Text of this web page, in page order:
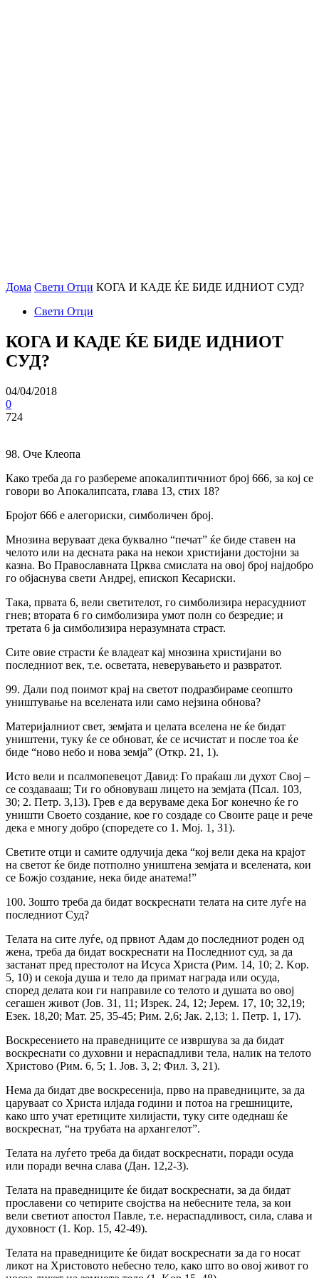
Дома Свети Отци КОГА И КАДЕ ЌЕ БИДЕ ИДНИОТ СУД?
Свети Отци
КОГА И КАДЕ ЌЕ БИДЕ ИДНИОТ
СУД?
04/04/2018
0
724
98. Оче Клеопа
Како треба да го разбереме апокалиптичниот број 666, за кој се
говори во Апокалипсата, глава 13, стих 18?
Бројот 666 е алегориски, симболичен број.
Мнозина веруваат дека буквално “печат” ќе биде ставен на
челото или на десната рака на некои христијани достојни за
казна. Во Православната Црква смислата на овој број најдобро
го објаснува свети Андреј, епископ Кесариски.
Така, првата 6, вели светителот, го симболизира нерасудниот
гнев; втората 6 го симболизира умот полн co безредие; и
третата 6 ја симболизира неразумната страст.
Сите овие страсти ќе владеат кај мнозина христијани во
последниот век, т.е. осветата, неверувањето и развратот.
99. Дали под поимот крај на светот подразбираме сеопшто
уништување на вселената или само нејзина обнова?
Материјалниот свет, земјата и целата вселена не ќе бидат
уништени, туку ќе се обноват, ќе се исчистат и после тоа ќе
биде “ново небо и нова земја” (Откр. 21, 1).
Исто вели и псалмопевецот Давид: Го праќаш ли духот Свој –
се создавааш; Ти го обновуваш лицето на земјата (Псал. 103,
30; 2. Петр. 3,13). Грев е да веруваме дека Бог конечно ќе го
уништи Своето создание, кое го создаде co Своите раце и рече
дека е многу добро (споредете co 1. Moj. 1, 31).
Светите отци и самите одлучија дека “кој вели дека на крајот
на светот ќе биде потполно уништена земјата и вселената, кои
се Божјо создание, нека биде анатема!”
100. Зошто треба да бидат воскреснати телата на сите луѓе на
последниот Суд?
Телата на сите луѓе, од првиот Адам до последниот роден од
жена, треба да бидат воскреснати на Последниот суд, за да
застанат пред престолот на Исуса Христа (Рим. 14, 10; 2. Kop.
5, 10) и секоја душа и тело да примат награда или осуда,
според делата кои ги направиле co телото и душата во овој
сегашен живот (Jов. 31, 11; Изрек. 24, 12; Јерем. 17, 10; 32,19;
Езек. 18,20; Мат. 25, 35-45; Рим. 2,6; Јак. 2,13; 1. Петр. 1, 17).
Воскресението на праведниците се извршува за да бидат
воскреснати co духовни и нераспадливи тела, налик на телото
Христово (Рим. 6, 5; 1. Jов. 3, 2; Фил. 3, 21).
Нема да бидат две воскресенија, прво на праведниците, за да
царуваат co Христа илјада години и потоа на грешниците,
како што учат еретиците хилијасти, туку сите одеднаш ќе
воскреснат, “на трубата на архангелот”.
Телата на луѓето треба да бидат воскреснати, поради осуда
или поради вечна слава (Дан. 12,2-3).
Телата на праведниците ќе бидат воскреснати, за да бидат
прославени co четирите својства на небесните тела, за кои
вели светиот апостол Павле, т.е. нераспадливост, сила, слава и
духовност (1. Кор. 15, 42-49).
Телата на праведниците ќе бидат воскреснати за да го носат
ликот на Христовото небесно тело, како што во овој живот го